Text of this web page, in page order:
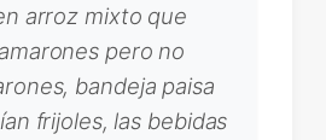
arroz mixto que
pero no
bandeja paisa
frijoles, las bebidas